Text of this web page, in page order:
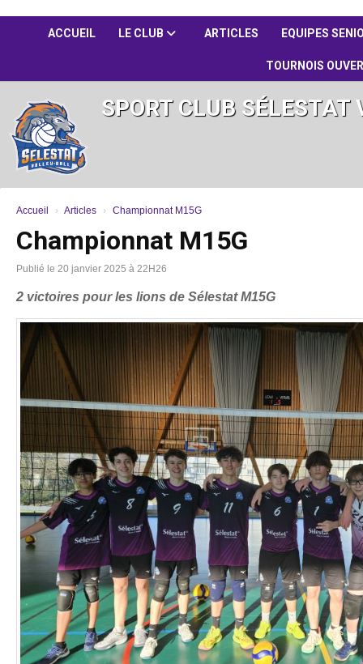
ACCUEIL LE CLUB ARTICLES EQUIPES
TOURNOIS
SPORT CLUB
Accueil Articles Championnat M15G
Championnat M15G
Publié le 20 janvier 2025 à 22H26
2 victoires pour les lions de Sélestat M15G